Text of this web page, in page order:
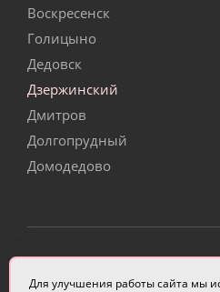
Воскресенск
Голицыно
Дедовск
Дзержинский
Дмитров
Долгопрудный
Домодедово
ИП Чулкова Анастасия
Для улучшения работы сайта мы